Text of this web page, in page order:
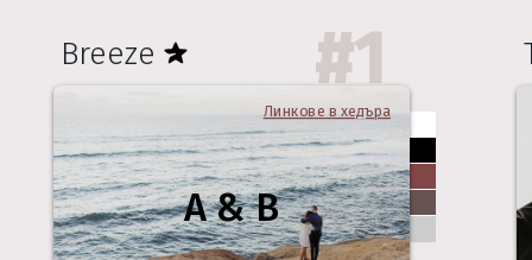
Breeze #1
Линкове в хедъра
A & B